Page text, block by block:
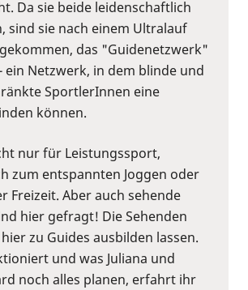
Da sie beide leidenschaftlich
sind sie nach einem Ultralauf
das "Guidenetzwerk"
ein Netzwerk, in dem blinde und
SportlerInnen eine
können.
nur für Leistungssport,
zum entspannten Joggen oder
Freizeit. Aber auch sehende
hier gefragt! Die Sehenden
zu Guides ausbilden lassen.
und was Juliana und
noch alles planen, erfahrt ihr